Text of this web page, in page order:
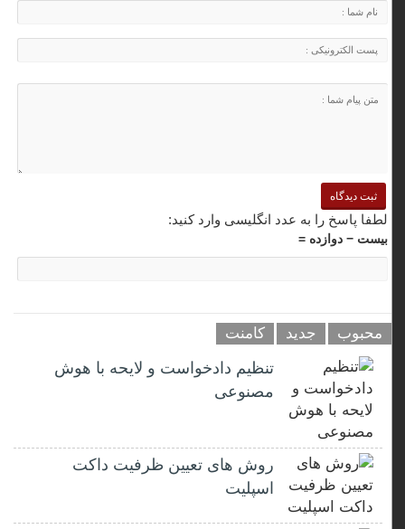
لطفا پاسخ را به عدد انگلیسی وارد کنید:
بیست − دوازده =
محبوب جدید کامنت
تنظیم دادخواست و لایحه با هوش
مصنوعی
روش های تعیین ظرفیت داکت
اسپلیت